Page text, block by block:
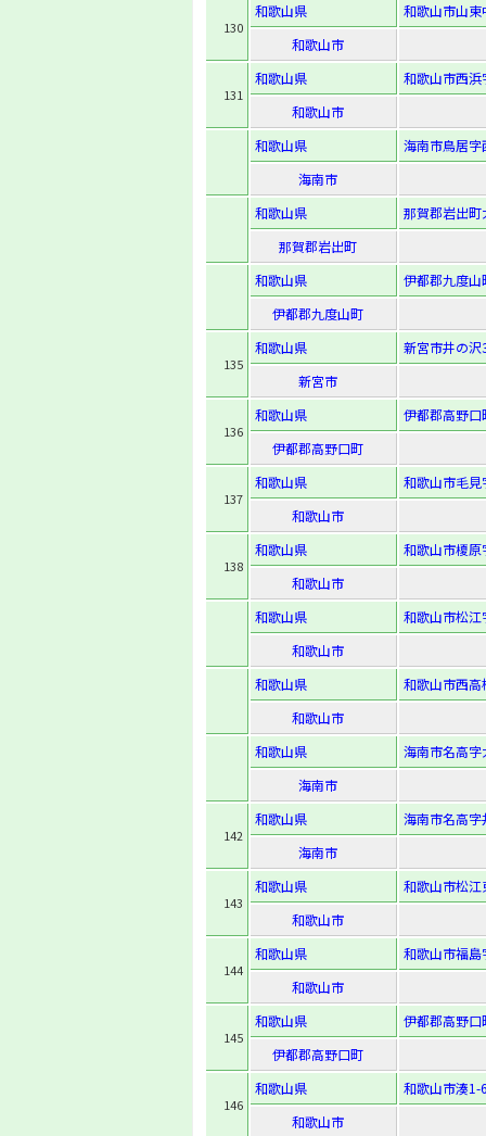
130
和歌山県
和歌山市山
和歌山市
131
和歌山県
和歌山市西
和歌山市
和歌山県
海南市鳥居
海南市
和歌山県
那賀郡岩出
那賀郡岩出町
和歌山県
伊都郡九度
伊都郡九度山町
135
和歌山県
新宮市井の沢
新宮市
136
和歌山県
伊都郡高野
伊都郡高野口町
137
和歌山県
和歌山市毛
和歌山市
138
和歌山県
和歌山市榎
和歌山市
和歌山県
和歌山市松
和歌山市
和歌山県
和歌山市西
和歌山市
和歌山県
海南市名高
海南市
142
和歌山県
海南市名高
海南市
143
和歌山県
和歌山市松
和歌山市
144
和歌山県
和歌山市福
和歌山市
145
和歌山県
伊都郡高野
伊都郡高野口町
146
和歌山県
和歌山市湊1-
和歌山市